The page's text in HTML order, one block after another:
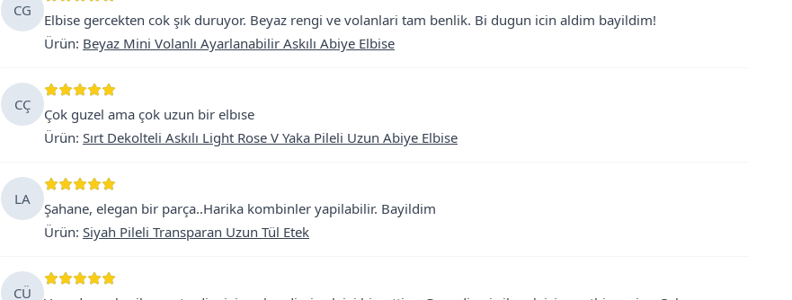
CG
Elbise gercekten cok şık duruyor. Beyaz rengi ve volanlari tam benlik. Bi dugun icin aldim bayildim!
Ürün: Beyaz Mini Volanlı Ayarlanabilir Askılı Abiye Elbise
CÇ
Çok guzel ama çok uzun bir elbıse
Ürün: Sırt Dekolteli Askılı Light Rose V Yaka Pileli Uzun Abiye Elbise
LA
Şahane, elegan bir parça..Harika kombinler yapilabilir. Bayildim
Ürün: Siyah Pileli Transparan Uzun Tül Etek
CÜ